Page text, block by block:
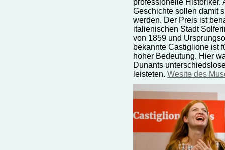
professionelle Historiker.
Geschichte sollen damit
werden. Der Preis ist
italienischen Stadt
von 1859 und
bekannte Castiglione ist
hoher Bedeutung. Hier
Dunants
leisteten. Wesite des